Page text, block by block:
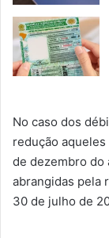
No caso dos
redução
de dezembro do
abrangidas pela
30 de julho de